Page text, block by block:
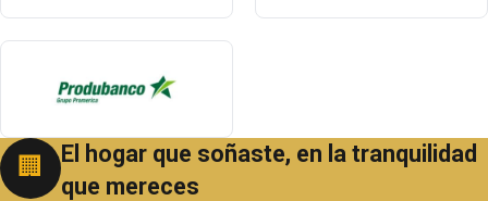
🏢
El hogar que soñaste, en la tranquilidad
que mereces